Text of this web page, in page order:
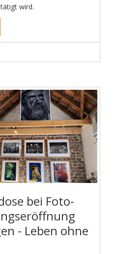
wird.
bei Foto-
- Leben ohne